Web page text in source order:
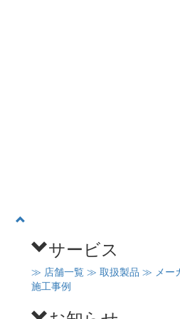
サービス
≫ 店舗一覧 ≫ 取扱製品 ≫ メー
施工事例